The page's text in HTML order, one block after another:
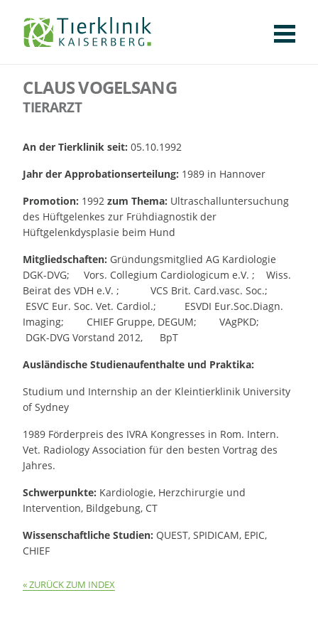
KLINIK
TEAM
STELLENANGEBOTE
CHIRURGIE
AUGENHEILKUNDE
KARDIOLOGIE
BILDGEBUNG
INNERE MEDIZIN
WEITERE
AKTUELLES
LEXIKON
KONTAKT
Tierklinik
Kaiserberg
CLAUS VOGELSANG
TIERARZT
An der Tierklinik seit: 05.10.1992
Jahr der Approbationserteilung: 1989 in Hannover
Promotion: 1992zum Thema: Ultraschalluntersuchung
des Hüftgelenkes zur Frühdiagnostik der
Hüftgelenkdysplasie beim Hund
Mitgliedschaften: Gründungsmitglied AG Kardiologie
DGK-DVG; Vors. Collegium Cardiologicum e.V. ; Wiss.
Beirat des VDH e.V. ; VCS Brit. Card.vasc. Soc.;
ESVC Eur. Soc. Vet. Cardiol.; ESVDI Eur.Soc.Diagn.
Imaging; CHIEF Gruppe, DEGUM; VAgPKD;
DGK-DVG Vorstand 2012, BpT
Ausländische Studienaufenthalte und Praktika:
Studium und Internship an der Kleintierklinik University
of Sydney
1989 Förderpreis des IVRA Kongresses in Rom. Intern.
Vet. Radiology Association für den besten Vortrag des
Jahres.
Schwerpunkte: Kardiologie, Herzchirurgie und
Intervention, Bildgebung, CT
Wissenschaftliche Studien: QUEST, SPIDICAM, EPIC,
CHIEF
ZURÜCK ZUM INDEX